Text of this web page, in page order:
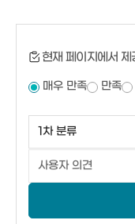
현재 페이지에서
매우 만족 만족